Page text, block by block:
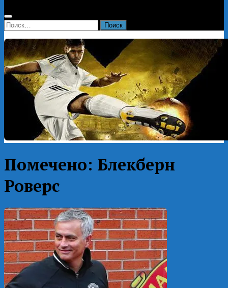
Найти:
Помечено: Блекберн
Роверс